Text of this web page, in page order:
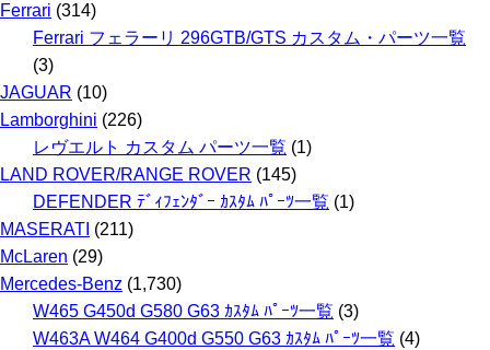
Ferrari (314)
Ferrari フェラーリ 296GTB/GTS カスタム・パーツ一覧
(3)
JAGUAR (10)
Lamborghini (226)
レヴエルト カスタム パーツ一覧 (1)
LAND ROVER/RANGE ROVER (145)
DEFENDER ﾃﾞｨﾌｪﾝﾀﾞｰ ｶｽﾀﾑ ﾊﾟｰﾂ一覧 (1)
MASERATI (211)
McLaren (29)
Mercedes-Benz (1,730)
W465 G450d G580 G63 ｶｽﾀﾑ ﾊﾟｰﾂ一覧 (3)
W463A W464 G400d G550 G63 ｶｽﾀﾑ ﾊﾟｰﾂ一覧 (4)